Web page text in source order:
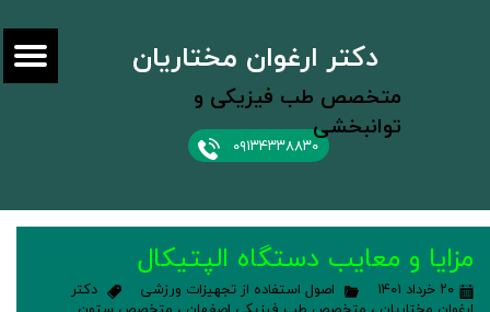
۰۹۱۳۴۳۳۸۸۳۰
دکتر ارغوان مختاریان
متخصص طب فیزیکی و
توانبخشی
مزایا و معایب دستگاه الپتیکال
۲۰ خرداد ۱۴۰۱ اصول استفاده از تجهیزات ورزشی
دکتر